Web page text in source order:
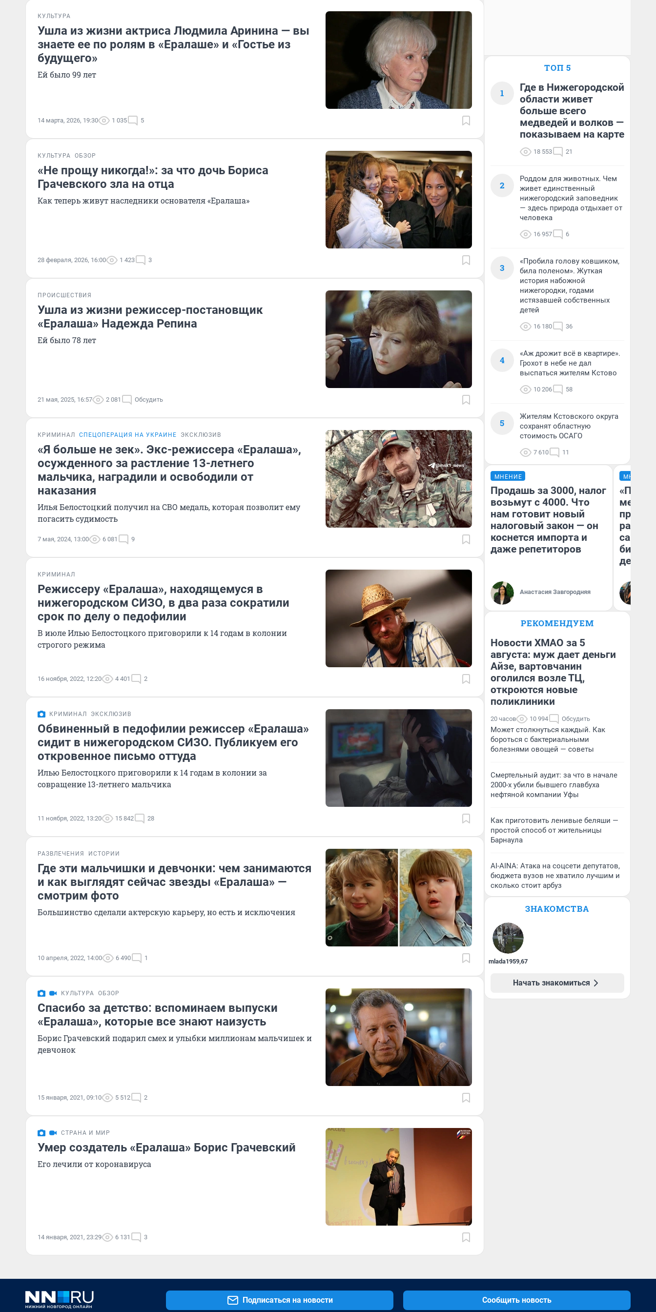
КУЛЬТУРА
Ушла из жизни актриса Людмила Аринина — вы
знаете ее по ролям в «Ералаше» и «Гостье из
будущего»
Ей было 99 лет
14 марта, 2026, 19:30 1 035 5
КУЛЬТУРА ОБЗОР
«Не прощу никогда!»: за что дочь Бориса
Грачевского зла на отца
Как теперь живут наследники основателя «Ералаша»
28 февраля, 2026, 16:00 1 423 3
ПРОИСШЕСТВИЯ
Ушла из жизни режиссер-постановщик
«Ералаша» Надежда Репина
Ей было 78 лет
21 мая, 2025, 16:57 2 081 Обсудить
КРИМИНАЛ СПЕЦОПЕРАЦИЯ НА УКРАИНЕ ЭКСКЛЮЗИВ
«Я больше не зек». Экс-режиссера «Ералаша»,
осужденного за растление 13-летнего
мальчика, наградили и освободили от
наказания
Илья Белостоцкий получил на СВО медаль, которая позволит ему
погасить судимость
7 мая, 2024, 13:00 6 081 9
КРИМИНАЛ
Режиссеру «Ералаша», находящемуся в
нижегородском СИЗО, в два раза сократили
срок по делу о педофилии
В июле Илью Белостоцкого приговорили к 14 годам в колонии
строгого режима
16 ноября, 2022, 12:20 4 401 2
КРИМИНАЛ ЭКСКЛЮЗИВ
Обвиненный в педофилии режиссер «Ералаша»
сидит в нижегородском СИЗО. Публикуем его
откровенное письмо оттуда
Илью Белостоцкого приговорили к 14 годам в колонии за
совращение 13-летнего мальчика
11 ноября, 2022, 13:20 15 842 28
РАЗВЛЕЧЕНИЯ ИСТОРИИ
Где эти мальчишки и девчонки: чем занимаются
и как выглядят сейчас звезды «Ералаша» —
смотрим фото
Большинство сделали актерскую карьеру, но есть и исключения
10 апреля, 2022, 14:00 6 490 1
КУЛЬТУРА ОБЗОР
Спасибо за детство: вспоминаем выпуски
«Ералаша», которые все знают наизусть
Борис Грачевский подарил смех и улыбки миллионам мальчишек и
девчонок
15 января, 2021, 09:10 5 512 2
СТРАНА И МИР
Умер создатель «Ералаша» Борис Грачевский
Его лечили от коронавируса
14 января, 2021, 23:29 6 131 3
ТОП 5
1
Где в Нижегородской
области живет
больше всего
медведей и волков —
показываем на карте
18 553 21
2
Роддом для животных. Чем
живет единственный
нижегородский заповедник
— здесь природа отдыхает от
человека
16 957 6
3
«Пробила голову ковшиком,
била поленом». Жуткая
история набожной
нижегородки, годами
истязавшей собственных
детей
16 180 36
4
«Аж дрожит всё в квартире».
Грохот в небе не дал
выспаться жителям Кстово
10 206 58
5
Жителям Кстовского округа
сохранят областную
стоимость ОСАГО
7 610 11
МНЕНИЕ
Продашь за 3000, налог
возьмут с 4000. Что
нам готовит новый
налоговый закон — он
коснется импорта и
даже репетиторов
Анастасия Завгородняя
МНЕНИЕ
самом
РЕКОМЕНДУЕМ
Новости ХМАО за 5
августа: муж дает деньги
Айзе, вартовчанин
оголился возле ТЦ,
откроются новые
поликлиники
20 часов 10 994 Обсудить
Может столкнуться каждый. Как
бороться с бактериальными
болезнями овощей — советы
Смертельный аудит: за что в начале
2000-х убили бывшего главбуха
нефтяной компании Уфы
Как приготовить ленивые беляши —
простой способ от жительницы
Барнаула
AI-AINA: Атака на соцсети депутатов,
бюджета вузов не хватило лучшим и
сколько стоит арбуз
ЗНАКОМСТВА
mlada1959,67
Начать знакомиться
Подписаться на новости Сообщить новость